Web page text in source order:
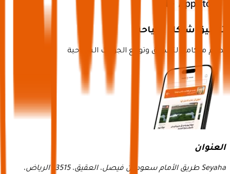
تطبيق شركاء سياحة
نظام متكامل لتسويق وتوزيع الجولات السياحية
العنوان
Seyaha طريق الأمام سعود بن فيصل، العقيق، 13515 الرياض،